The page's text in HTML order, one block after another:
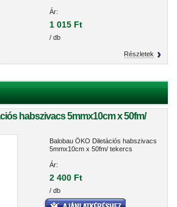
Ár:
1 015 Ft
/ db
Részletek
habszivacs 5mmx10cm x 50fm/
Balobau ÖKO Diletációs habszivacs
5mmx10cm x 50fm/ tekercs
Ár:
2 400 Ft
/ db